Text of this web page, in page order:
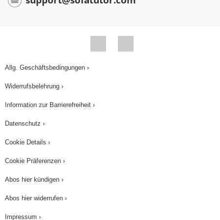
Allg. Geschäftsbedingungen ›
Widerrufsbelehrung ›
Information zur Barrierefreiheit ›
Datenschutz ›
Cookie Details ›
Cookie Präferenzen ›
Abos hier kündigen ›
Abos hier widerrufen ›
Impressum ›